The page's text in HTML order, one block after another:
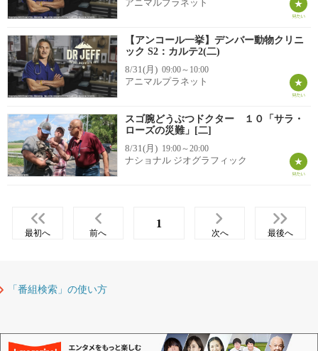
アニマルプラネット
【アンコール一挙】デンバー動物クリニ
ック S2：カルテ2(二)
8/31(月) 09:00～10:00
アニマルプラネット
スゴ腕どうぶつドクター １０「サラ・
ローズの災難」[二]
8/31(月) 19:00～20:00
ナショナル ジオグラフィック
最初へ 前へ
1
次へ 最後へ
「番組検索」の使い方